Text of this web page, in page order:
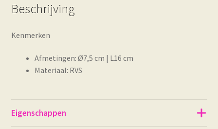
Beschrijving
Kenmerken
Afmetingen: Ø7,5 cm | L16 cm
Materiaal: RVS
Eigenschappen